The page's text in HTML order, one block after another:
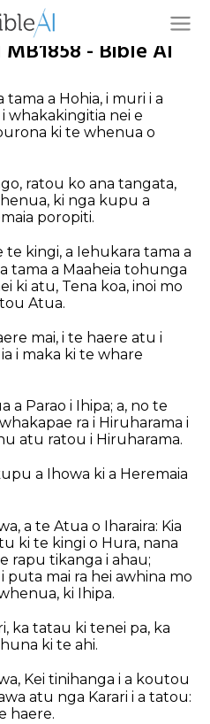
MB1858 - Bible AI
a Hohia, i muri i a
whakakingitia nei e
ki te whenua o
ratou ko ana tangata,
ki nga kupu a
poropiti.
te kingi, a Iehukara tama a
tama a Maaheia tohunga
ki atu, Tena koa, inoi mo
Atua.
mai, i te haere atu i
i maka ki te whare
a Parao i Ihipa; a, no te
ra i Hiruharama i
atu ratou i Hiruharama.
a Ihowa ki a Heremaia
a te Atua o Iharaira: Kia
ki te kingi o Hura, nana
rapu tikanga i ahau;
puta mai ra hei awhina mo
ki Ihipa.
ka tatau ki tenei pa, ka
ki te ahi.
Kei tinihanga i a koutou
atu nga Karari i a tatou:
haere.